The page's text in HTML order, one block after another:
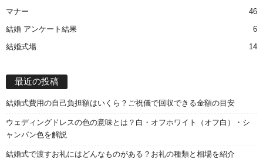
マナー
46
結婚 アンケート結果
6
結婚式場
14
最近の投稿
結婚式費用の自己負担額はいくら？ご祝儀で回収できる金額の目安
ウェディングドレスの色の意味とは？白・オフホワイト（オフ白）・シ
ャンパン色を解説
結婚式で渡すお礼にはどんなものがある？お礼の種類と相場を紹介